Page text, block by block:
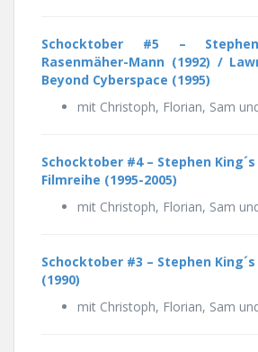
Schocktober #5 –
Rasenmäher-Mann (1992) /
Beyond Cyberspace (1995)
mit Christoph, Florian, Sam
Schocktober #4 – Stephen
Filmreihe (1995-2005)
mit Christoph, Florian, Sam
Schocktober #3 – Stephen
(1990)
mit Christoph, Florian, Sam